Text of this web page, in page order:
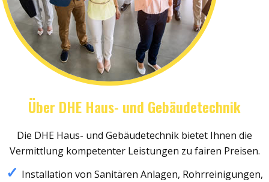
Über DHE Haus- und Gebäudetechnik
Die DHE Haus- und Gebäudetechnik bietet Ihnen die
Vermittlung kompetenter Leistungen zu fairen Preisen.
Installation von Sanitären Anlagen, Rohrreinigungen,